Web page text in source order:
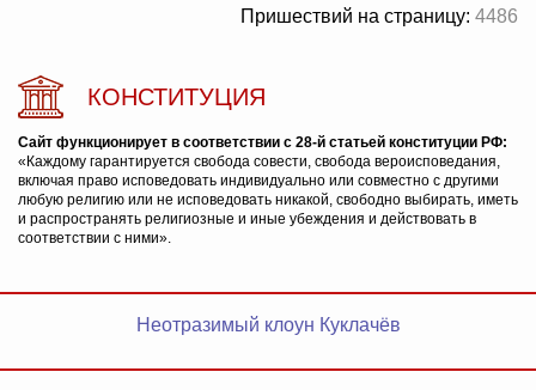
Пришествий на страницу: 4486
КОНСТИТУЦИЯ
Сайт функционирует в соответствии с 28-й статьей конституции РФ:
«Каждому гарантируется свобода совести, свобода вероисповедания,
включая право исповедовать индивидуально или совместно с другими
любую религию или не исповедовать никакой, свободно выбирать, иметь
и распространять религиозные и иные убеждения и действовать в
соответствии с ними».
Неотразимый клоун Куклачёв